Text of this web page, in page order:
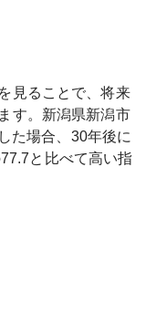
見ることで、将来
す。 新潟県新潟市
た場合、30年後に
77.7と比べて高い指